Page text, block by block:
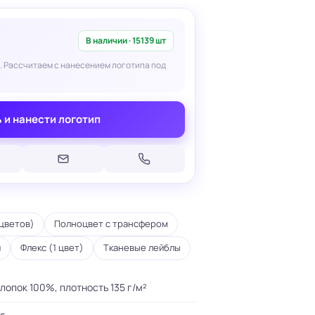
Печать на кепках
Печать на футболках
Брендирование униформы
Печать на термосах
В наличии · 15139 шт
Рассчитаем с нанесением логотипа под
нанести логотип
Полноцвет с трансфером
Флекс (1 цвет) Тканевые лейблы
100%, плотность 135 г/м²